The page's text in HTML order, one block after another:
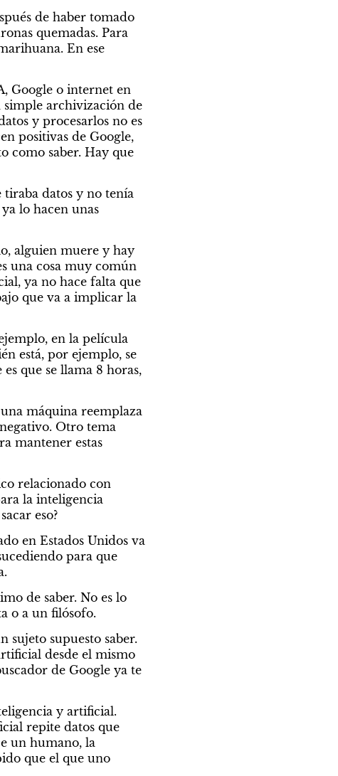
de haber tomado
quemadas. Para
En ese
Google o internet en
archivización de
y procesarlos no es
positivas de Google,
como saber. Hay que
tiraba datos y no tenía
lo hacen unas
alguien muere y hay
una cosa muy común
ya no hace falta que
que va a implicar la
en la película
está, por ejemplo, se
que se llama 8 horas,
máquina reemplaza
Otro tema
mantener estas
relacionado con
la inteligencia
eso?
en Estados Unidos va
para que
de saber. No es lo
o a un filósofo.
sujeto supuesto saber.
desde el mismo
de Google ya te
y artificial.
repite datos que
un humano, la
que el que uno